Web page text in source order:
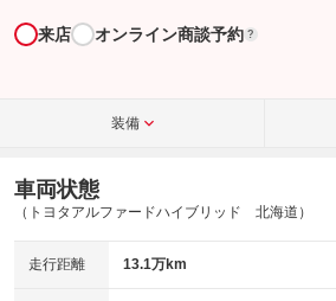
来店 オンライン商談予約 ?
装備
車両状態
（トヨタアルファードハイブリッド 北海道）
走行距離 13.1万km